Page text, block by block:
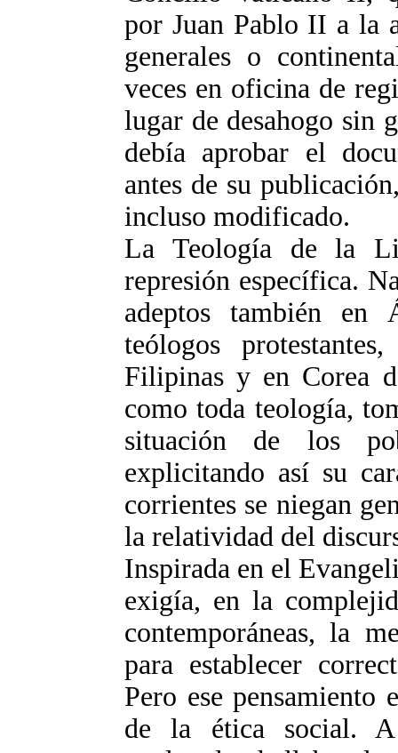
por Juan Pablo II a la
generales o
veces en oficina de
lugar de desahogo sin
debía aprobar el
antes de su
incluso modificado.
La Teología de la
represión específica.
adeptos también en
teólogos
Filipinas y en Corea
como toda teología,
situación de los
explicitando así su
corrientes se niegan
la relatividad del
Inspirada en el
exigía, en la
contemporáneas, la
para establecer
Pero ese pensamiento
de la ética social.